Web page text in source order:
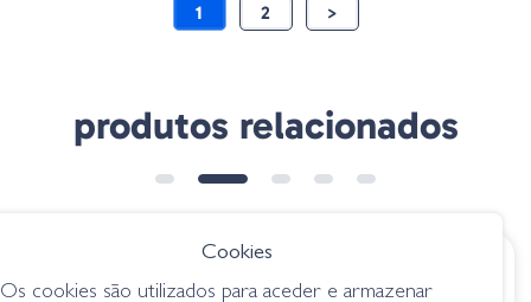
1 2 >
produtos relacionados
€ 7.40
Cookies
Os cookies são utilizados para aceder e armazenar